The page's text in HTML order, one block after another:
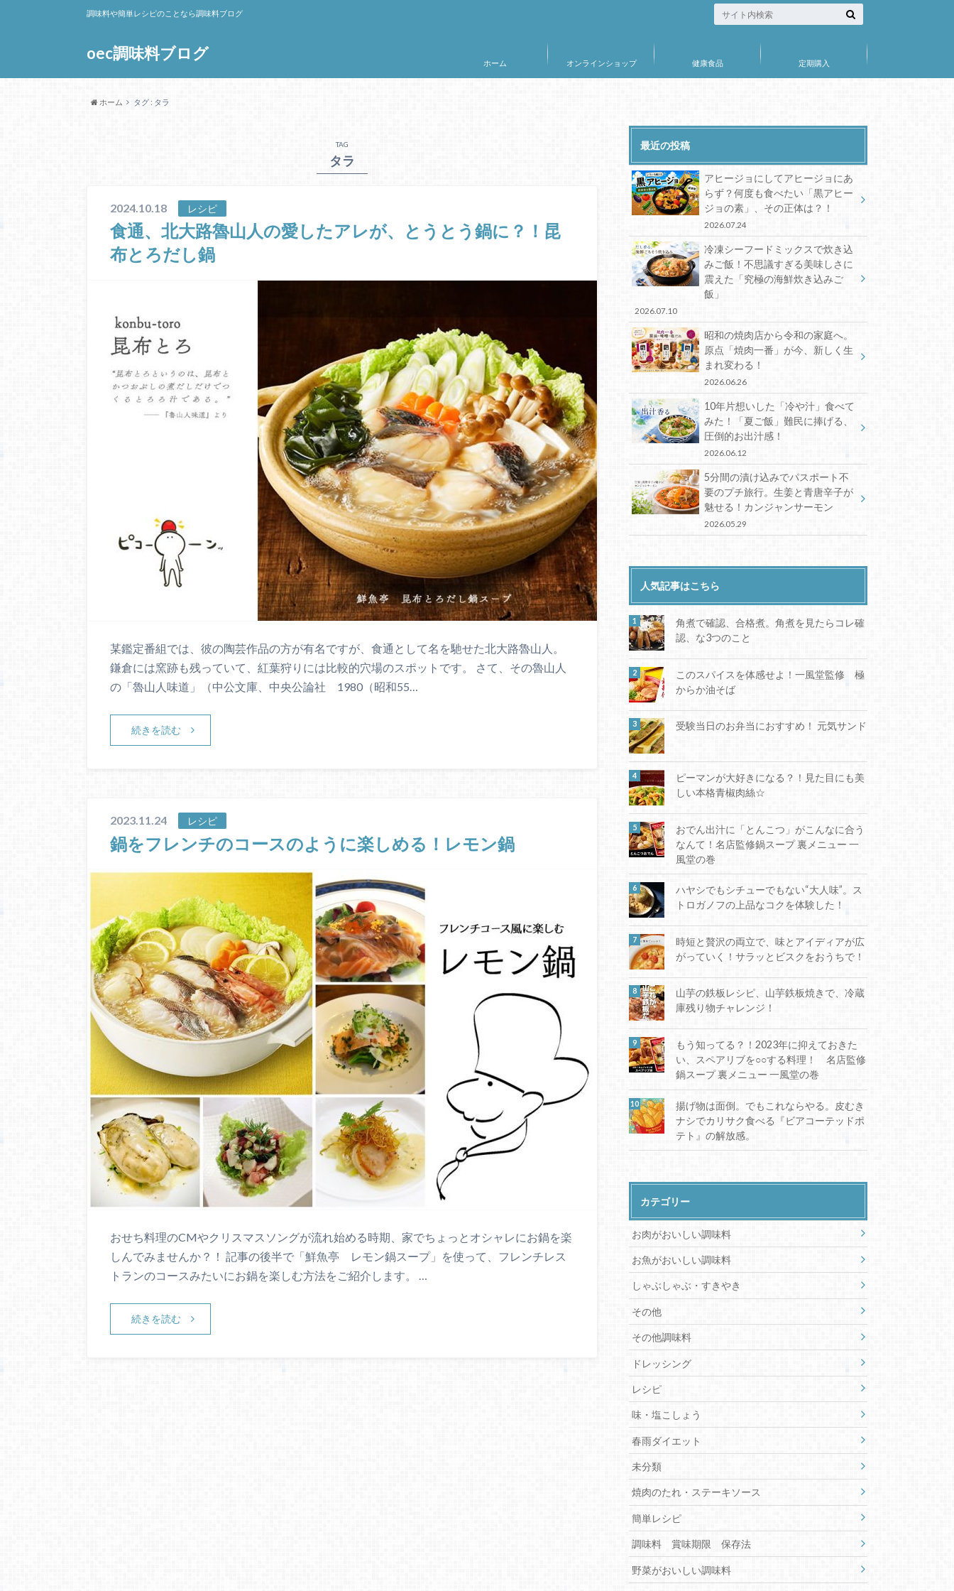
oec調味料ブログ
調味料や簡単レシピのことなら調味料ブログ
ホーム オンラインショップ 健康食品 定期購入
ホーム タグ : タラ
TAG
タラ
2024.10.18 レシピ
食通、北大路魯山人の愛したアレが、とうとう鍋に？！昆
布とろだし鍋
某鑑定番組では、彼の陶芸作品の方が有名ですが、食通として名を馳せた北大路魯山人。
鎌倉には窯跡も残っていて、紅葉狩りには比較的穴場のスポットです。 さて、その魯山人
の「魯山人味道」（中公文庫、中央公論社 1980（昭和55…
続きを読む
2023.11.24 レシピ
鍋をフレンチのコースのように楽しめる！レモン鍋
おせち料理のCMやクリスマスソングが流れ始める時期、家でちょっとオシャレにお鍋を楽
しんでみませんか？！ 記事の後半で「鮮魚亭 レモン鍋スープ」を使って、フレンチレス
トランのコースみたいにお鍋を楽しむ方法をご紹介します。 …
続きを読む
最近の投稿
アヒージョにしてアヒージョにあ
らず？何度も食べたい「黒アヒー
ジョの素」、その正体は？！
2026.07.24
冷凍シーフードミックスで炊き込
みご飯！不思議すぎる美味しさに
震えた「究極の海鮮炊き込みご
飯」
2026.07.10
昭和の焼肉店から令和の家庭へ。
原点「焼肉一番」が今、新しく生
まれ変わる！
2026.06.26
10年片想いした「冷や汁」食べて
みた！「夏ご飯」難民に捧げる、
圧倒的お出汁感！
2026.06.12
5分間の漬け込みでパスポート不
要のプチ旅行。生姜と青唐辛子が
魅せる！カンジャンサーモン
2026.05.29
人気記事はこちら
角煮で確認、合格煮。角煮を見たらコレ確
認、な3つのこと
このスパイスを体感せよ！一風堂監修 極
からか油そば
受験当日のお弁当におすすめ！ 元気サンド
ピーマンが大好きになる？！見た目にも美
しい本格青椒肉絲☆
おでん出汁に「とんこつ」がこんなに合う
なんて！名店監修鍋スープ 裏メニュー 一
風堂の巻
ハヤシでもシチューでもない“大人味”。ス
トロガノフの上品なコクを体験した！
時短と贅沢の両立で、味とアイディアが広
がっていく！サラッとビスクをおうちで！
山芋の鉄板レシピ、山芋鉄板焼きで、冷蔵
庫残り物チャレンジ！
もう知ってる？！2023年に抑えておきた
い、スペアリブを○○する料理！ 名店監修
鍋スープ 裏メニュー 一風堂の巻
揚げ物は面倒。でもこれならやる。皮むき
ナシでカリサク食べる『ビアコーテッドポ
テト』の解放感。
カテゴリー
お肉がおいしい調味料
お魚がおいしい調味料
しゃぶしゃぶ・すきやき
その他
その他調味料
ドレッシング
レシピ
味・塩こしょう
春雨ダイエット
未分類
焼肉のたれ・ステーキソース
簡単レシピ
調味料 賞味期限 保存法
野菜がおいしい調味料